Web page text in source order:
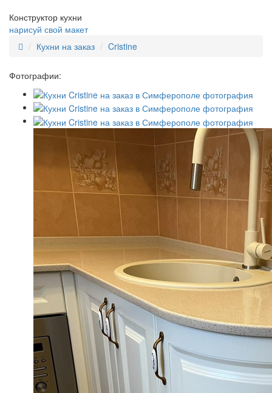
Конструктор кухни
нарисуй свой макет
Кухни на заказ
Cristine
Фотографии: